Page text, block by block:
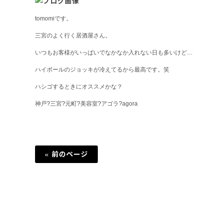
tomomiです。
三宮のよく行く居酒屋さん。
いつもお客様がいっぱいでなかなか入れない日も多いけど…
ハイボールのジョッキが冷えてるから最高です。笑
ハシゴするときにオススメかな？
神戸?三宮?元町?美容室?アゴラ?agora
« 前のページ